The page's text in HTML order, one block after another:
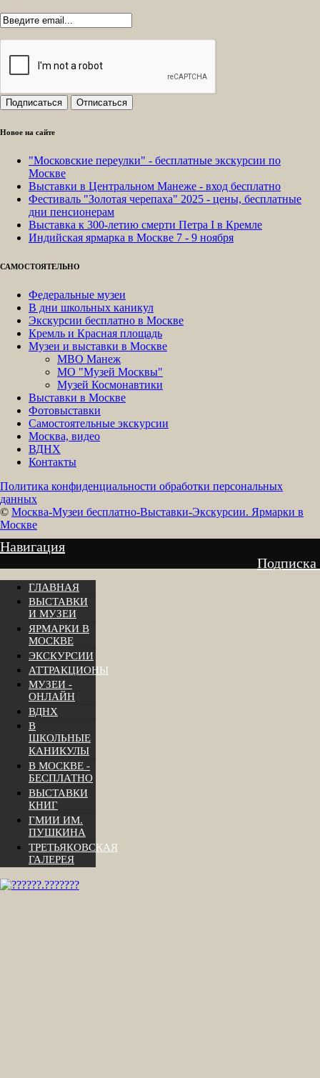
Новое на сайте
"Московские переулки" - бесплатные экскурсии по
Москве
Выставки в Центральном Манеже - вход бесплатно
Фестиваль "Золотая черепаха" 2025 - цены, бесплатные
дни пенсионерам
Выставка к 300-летию смерти Петра I в Кремле
Индийская ярмарка в Москве 7 - 9 ноября
САМОСТОЯТЕЛЬНО
Федеральные музеи
В дни школьных каникул
Экскурсии бесплатно в Москве
Кремль и Красная площадь
Музеи и выставки в Москве
МВО Манеж
МО "Музей Москвы"
Музей Космонавтики
Выставки в Москве
Фотовыставки
Самостоятельные экскурсии
Москва, видео
ВДНХ
Контакты
Политика конфиденциальности обработки персональных
данных
© Москва-Музеи бесплатно-Выставки-Экскурсии. Ярмарки в
Москве
Навигация
Подписка
ГЛАВНАЯ
ВЫСТАВКИ
И МУЗЕИ
ЯРМАРКИ В
МОСКВЕ
ЭКСКУРСИИ
АТТРАКЦИОНЫ
МУЗЕИ -
ОНЛАЙН
ВДНХ
В
ШКОЛЬНЫЕ
КАНИКУЛЫ
В МОСКВЕ -
БЕСПЛАТНО
ВЫСТАВКИ
КНИГ
ГМИИ ИМ.
ПУШКИНА
ТРЕТЬЯКОВСКАЯ
ГАЛЕРЕЯ